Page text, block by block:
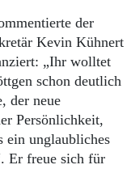
der
Kevin Kühnert
„Ihr wolltet
schon deutlich
der neue
Persönlichkeit,
ein unglaubliches
Er freue sich für